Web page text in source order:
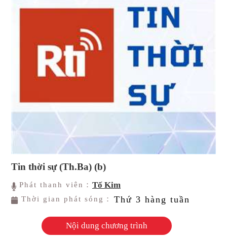
Tin thời sự (Th.Ba) (b)
Phát thanh viên：Tố Kim
Thời gian phát sóng： Thứ 3 hàng tuần
Nội dung chương trình